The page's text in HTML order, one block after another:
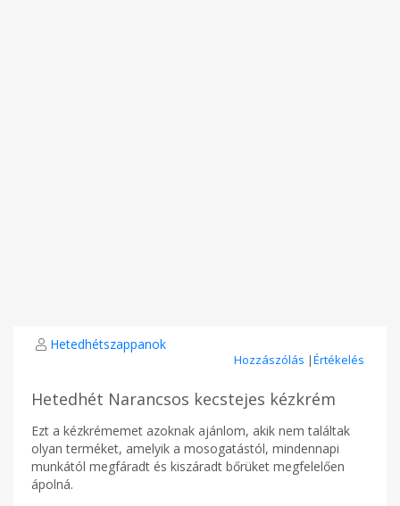
Hetedhétszappanok
Hozzászólás |Értékelés
Hetedhét Narancsos kecstejes kézkrém
Ezt a kézkrémemet azoknak ajánlom, akik nem találtak
olyan terméket, amelyik a mosogatástól, mindennapi
munkától megfáradt és kiszáradt bőrüket megfelelően
ápolná.